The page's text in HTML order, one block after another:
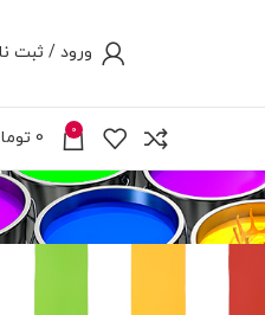
ورود / ثبت
0
0